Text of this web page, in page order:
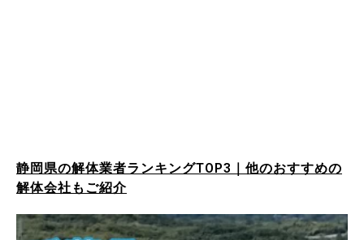
静岡県の解体業者ランキングTOP3｜他のおすすめの
解体会社もご紹介